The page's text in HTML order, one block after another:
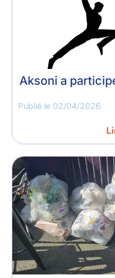
Aksoni a
Publié le 02/04/2026